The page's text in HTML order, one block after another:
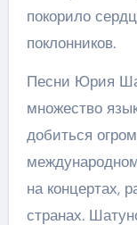
покорило
поклонников.
Песни Юрия
множество
добиться
на концертах,
странах.